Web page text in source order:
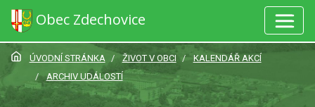
Obec Zdechovice
ÚVODNÍ STRÁNKA ŽIVOT V OBCI
KALENDÁŘ AKCÍ
ARCHIV UDÁLOSTÍ